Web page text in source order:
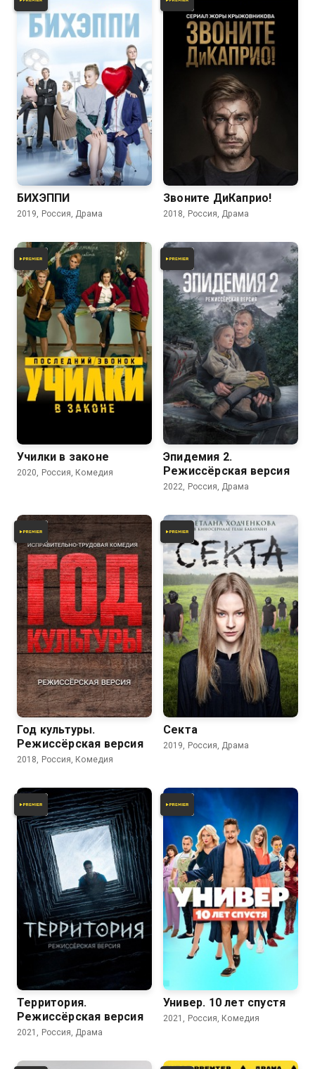
7.0 6.0
БИХЭППИ
2019, Россия, Драма
6.7
Звоните ДиКаприо!
2018, Россия, Драма
Училки в законе
2020, Россия, Комедия
Эпидемия 2.
Режиссёрская версия
2022, Россия, Драма
Год культуры.
Режиссёрская версия
2018, Россия, Комедия
6.4 5.9
Секта
2019, Россия, Драма
Территория.
Режиссёрская версия
2021, Россия, Драма
Универ. 10 лет спустя
2021, Россия, Комедия